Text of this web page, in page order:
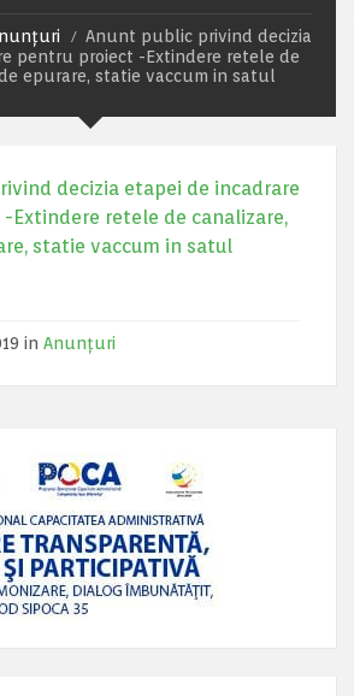
Anunt public privind decizia
pentru proiect -Extindere retele de
epurare, statie vaccum in satul
decizia etapei de incadrare
Extindere retele de canalizare,
statie vaccum in satul
in Anunțuri